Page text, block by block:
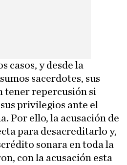
casos, y desde la
sacerdotes, sus
tener repercusión si
privilegios ante el
Por ello, la acusación de
para desacreditarlo y,
sonara en toda la
con la acusación esta